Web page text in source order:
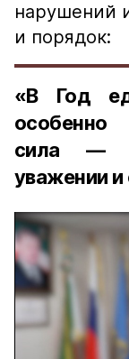
нарушений
и порядок:
«В Год
сила — в
уважении